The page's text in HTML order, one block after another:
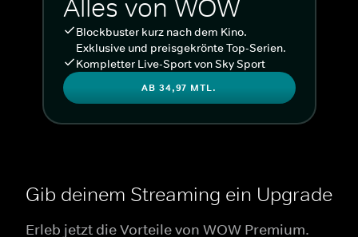
Alles von WOW
Blockbuster kurz nach dem Kino.
Exklusive und preisgekrönte Top-Serien.
Kompletter Live-Sport von Sky Sport
AB 34,97 MTL.
Gib deinem Streaming ein Upgrade
Erleb jetzt die Vorteile von WOW Premium.